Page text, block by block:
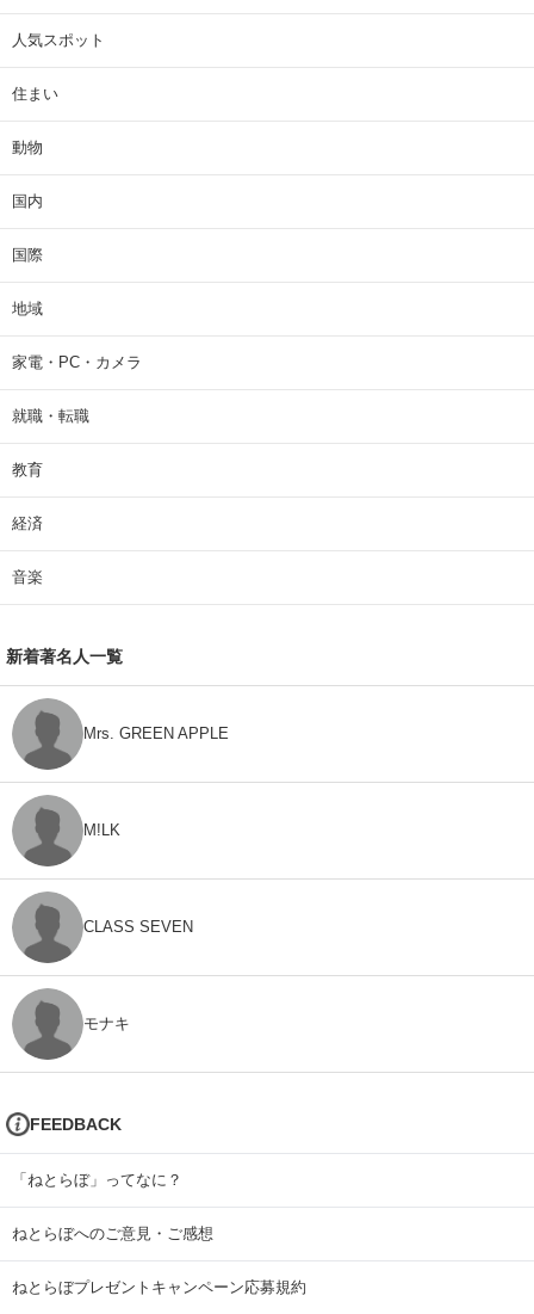
人気スポット
住まい
動物
国内
国際
地域
家電・PC・カメラ
就職・転職
教育
経済
音楽
新着著名人一覧
Mrs. GREEN APPLE
M!LK
CLASS SEVEN
モナキ
FEEDBACK
「ねとらぼ」ってなに？
ねとらぼへのご意見・ご感想
ねとらぼプレゼントキャンペーン応募規約